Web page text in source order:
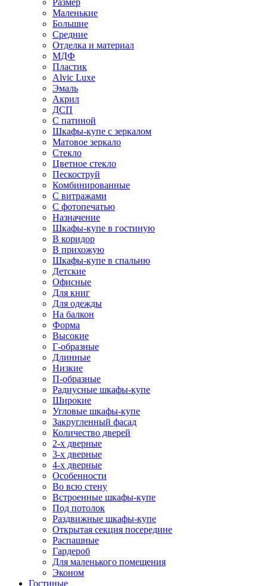
Размер
Маленькие
Большие
Средние
Отделка и материал
МДФ
Пластик
Alvic Luxe
Эмаль
Акрил
ДСП
С патиной
Шкафы-купе с зеркалом
Матовое зеркало
Стекло
Цветное стекло
Пескоструй
Комбинированные
С витражами
С фотопечатью
Назначение
Шкафы-купе в гостиную
В коридор
В прихожую
Шкафы-купе в спальню
Детские
Офисные
Для книг
Для одежды
На балкон
Форма
Высокие
Г-образные
Длинные
Низкие
П-образные
Радиусные шкафы-купе
Широкие
Угловые шкафы-купе
Закругленный фасад
Количество дверей
2-х дверные
3-х дверные
4-х дверные
Особенности
Во всю стену
Встроенные шкафы-купе
Под потолок
Раздвижные шкафы-купе
Открытая секция посередине
Распашные
Гардероб
Для маленького помещения
Эконом
Гостиные